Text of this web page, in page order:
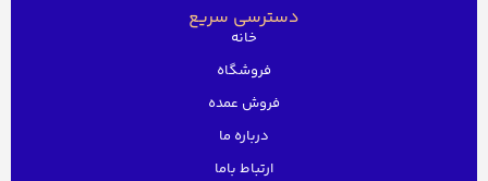
دسترسی سریع
خانه
فروشگاه
فروش عمده
درباره ما
ارتباط باما